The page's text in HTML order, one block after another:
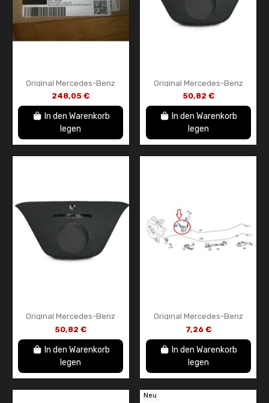
Original Mercedes-Benz
Steuergerät (ECU) NEU –
A177900241080
248,05 €
In den Warenkorb
legen
Original Mercedes-Benz
A1766800507 9051
Mittelkonsolenabdeckung
Schwarz – Neues OEM-Teil
50,82 €
In den Warenkorb
legen
Original Mercedes-Benz
A1766800007 9051
Mittelkonsolenabdeckung
Schwarz – Neues OEM-Teil
50,82 €
In den Warenkorb
legen
Original Mercedes-Benz
ABS-Sensorhalterung
A2465461943
7,26 €
In den Warenkorb
legen
Neu